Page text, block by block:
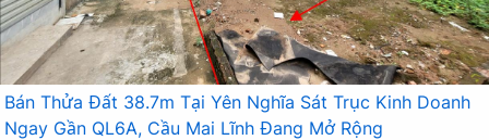
Bán Thửa Đất 38.7m Tại Yên Nghĩa Sát Trục Kinh Doanh
Ngay Gần QL6A, Cầu Mai Lĩnh Đang Mở Rộng